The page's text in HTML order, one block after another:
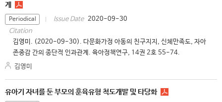
계
Periodical Issue Date 2020-09-30
Citation
김영미. (2020-09-30). 다문화가정 아동의 친구지지, 신체만족도, 자아
존중감 간의 종단적 인과관계. 육아정책연구, 14권 2호 55-74.
김영미
유아기 자녀를 둔 부모의 훈육유형 척도개발 및 타당화